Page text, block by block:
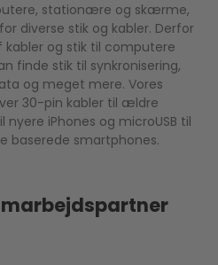
stationære og skærme,
diverse stik og kabler. Derfor
og stik til computere
finde stik til synkronisering,
og meget mere. Vores
30-pin kabler til ældre
nyere iPhones og microUSB til
baserede smartphones.